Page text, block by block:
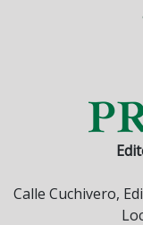
Calle Cuchivero,